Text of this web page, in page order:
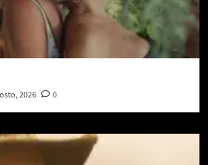
2026 0